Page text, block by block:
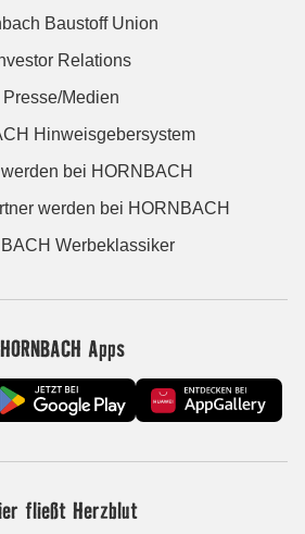
Baustoff Union
Relations
Presse/Medien
Hinweisgebersystem
bei HORNBACH
werden bei HORNBACH
Werbeklassiker
HORNBACH Apps
fließt Herzblut